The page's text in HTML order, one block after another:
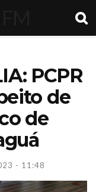
PCPR
de
de
- 11:48